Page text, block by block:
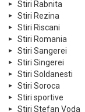
Stiri Rabnita
Stiri Rezina
Stiri Riscani
Stiri Romania
Stiri Sangerei
Stiri Singerei
Stiri Soldanesti
Stiri Soroca
Stiri sportive
Stiri Stefan Voda